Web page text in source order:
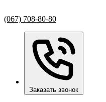
(067) 708-80-80
Заказать звонок